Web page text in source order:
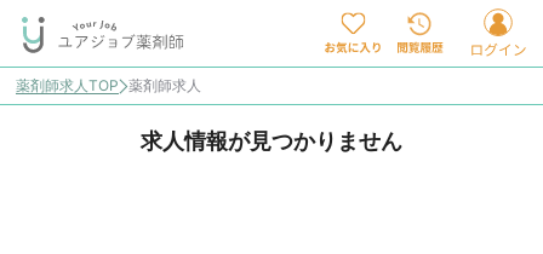
薬剤師求人TOP 薬剤師求人
求人情報が見つかりません